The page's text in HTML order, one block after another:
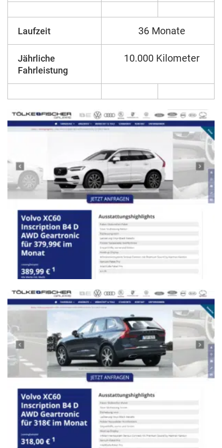
Laufzeit 36 Monate
Jährliche
Fahrleistung
10.000 Kilometer